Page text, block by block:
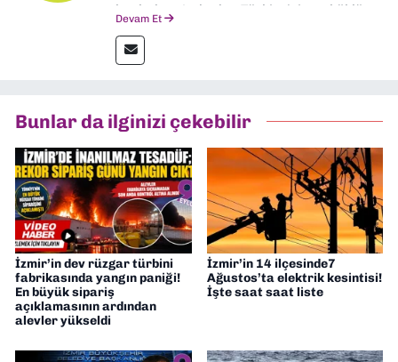
başladım. Ardından Türkiye’nin en köklü
muhabir, editör, müdür yardımcısı ve spor
müdürü olarak görev yaptım. Ayrıca Yeni
Gazetesi'nde editörlük yapıyorum
Devam Et
Bunlar da ilginizi çekebilir
İzmir’in dev rüzgar türbini
fabrikasında yangın paniği!
En büyük sipariş
açıklamasının ardından
alevler yükseldi
İzmir’in 14 ilçesinde7
Ağustos’ta elektrik kesintisi!
İşte saat saat liste